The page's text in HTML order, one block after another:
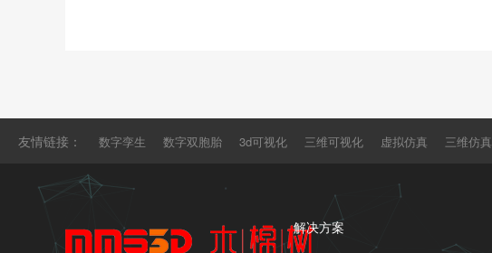
友情链接： 数字孪生 数字双胞胎 3d可视化 三维可视化 虚拟仿真 三维仿真
仿真 三维仿真 工业元宇宙 3d仿真
解决方案